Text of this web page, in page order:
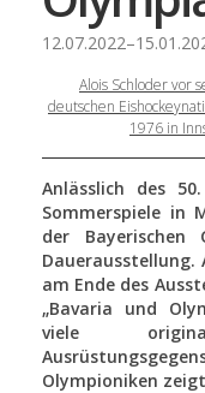
Alois Schloder vor
deutschen
1976 in
Anlässlich des
Sommerspiele in
der Bayerischen
Dauerausstellung.
am Ende des
„Bavaria und
viele
Olympioniken